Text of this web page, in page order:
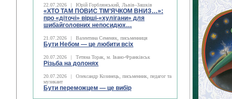
22.07.2026 | Юрій Горблянський, Львів–Зашків
«ХТО ТАМ ПОВИС ТІМ’ЯЧКОМ ВНИЗ…»:
про «діточі» вірші-«хулігани» для
шибайголовних непосидюх…
21.07.2026 | Валентина Семеняк, письменниця
Бути Небом ― це любити всіх
20.07.2026 | Тетяна Торак, м. Івано-Франківськ
Різьба на долонях
20.07.2026 |
Олександр Козинець, письменник, педагог та
музикант
Бути переможцем — це вибір